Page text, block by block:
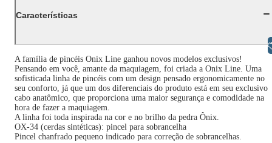
Características
A família de pincéis Onix Line ganhou novos modelos exclusivos!
Pensando em você, amante da maquiagem, foi criada a Onix Line. Uma
sofisticada linha de pincéis com um design pensado ergonomicamente no
seu conforto, já que um dos diferenciais do produto está em seu exclusivo
cabo anatômico, que proporciona uma maior segurança e comodidade na
hora de fazer a maquiagem.
A linha foi toda inspirada na cor e no brilho da pedra Ônix.
OX-34 (cerdas sintéticas): pincel para sobrancelha
Pincel chanfrado pequeno indicado para correção de sobrancelhas.
Libras